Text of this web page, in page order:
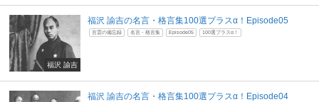
福沢 諭吉
福沢 諭吉の名言・格言集100選プラスα！Episode05
言霊の備忘録 名言・格言集 Episode05 100選プラスα！
福沢 諭吉の名言・格言集100選プラスα！Episode04